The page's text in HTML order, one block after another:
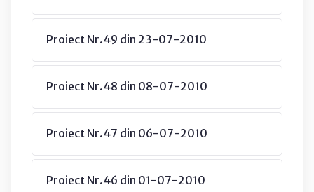
Proiect Nr.49 din 23-07-2010
Proiect Nr.48 din 08-07-2010
Proiect Nr.47 din 06-07-2010
Proiect Nr.46 din 01-07-2010